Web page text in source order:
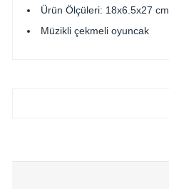
Ürün Ölçüleri: 18x6.5x27 cm
Müzikli çekmeli oyuncak